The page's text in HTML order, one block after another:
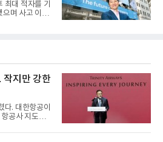
최대 적자를 기
으며 사고 이전
작지만 강한
다. 대한항공이
공사 지도가